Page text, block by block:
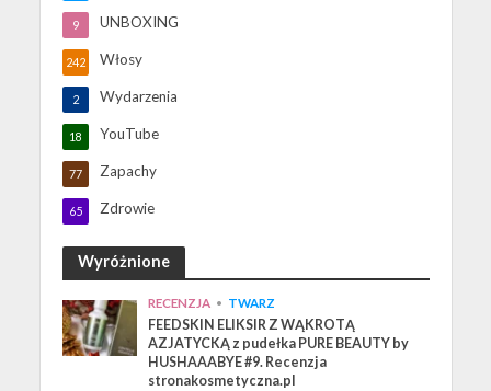
UNBOXING
9
Włosy
242
Wydarzenia
2
YouTube
18
Zapachy
77
Zdrowie
65
Wyróżnione
RECENZJA • TWARZ
FEEDSKIN ELIKSIR Z WĄKROTĄ
AZJATYCKĄ z pudełka PURE BEAUTY by
HUSHAAABYE #9. Recenzja
stronakosmetyczna.pl